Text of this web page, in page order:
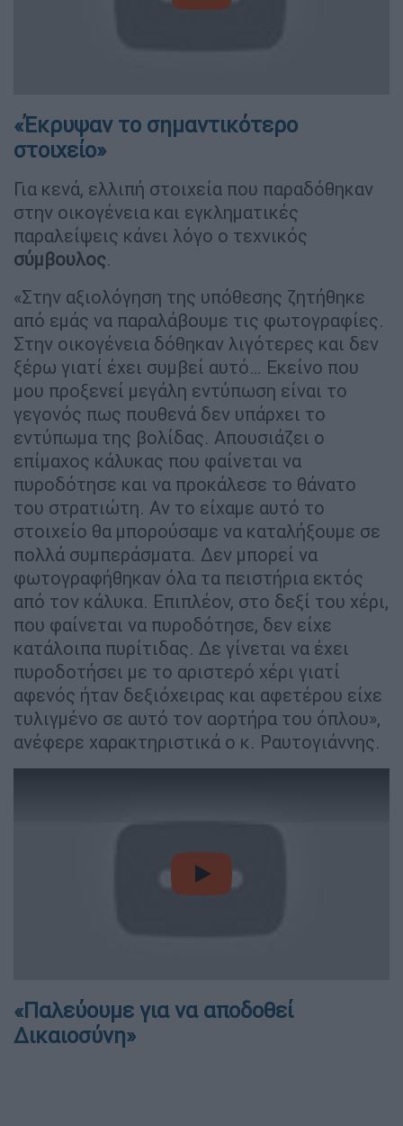
«Έκρυψαν το σημαντικότερο
στοιχείο»
Για κενά, ελλιπή στοιχεία που παραδόθηκαν
στην οικογένεια και εγκληματικές
παραλείψεις κάνει λόγο ο τεχνικός
σύμβουλος.
«Στην αξιολόγηση της υπόθεσης ζητήθηκε
από εμάς να παραλάβουμε τις φωτογραφίες.
Στην οικογένεια δόθηκαν λιγότερες και δεν
ξέρω γιατί έχει συμβεί αυτό… Εκείνο που
μου προξενεί μεγάλη εντύπωση είναι το
γεγονός πως πουθενά δεν υπάρχει το
εντύπωμα της βολίδας. Απουσιάζει ο
επίμαχος κάλυκας που φαίνεται να
πυροδότησε και να προκάλεσε το θάνατο
του στρατιώτη. Αν το είχαμε αυτό το
στοιχείο θα μπορούσαμε να καταλήξουμε σε
πολλά συμπεράσματα. Δεν μπορεί να
φωτογραφήθηκαν όλα τα πειστήρια εκτός
από τον κάλυκα. Επιπλέον, στο δεξί του χέρι,
που φαίνεται να πυροδότησε, δεν είχε
κατάλοιπα πυρίτιδας. Δε γίνεται να έχει
πυροδοτήσει με το αριστερό χέρι γιατί
αφενός ήταν δεξιόχειρας και αφετέρου είχε
τυλιγμένο σε αυτό τον αορτήρα του όπλου»,
ανέφερε χαρακτηριστικά ο κ. Ραυτογιάννης.
video
«Παλεύουμε για να αποδοθεί
Δικαιοσύνη»